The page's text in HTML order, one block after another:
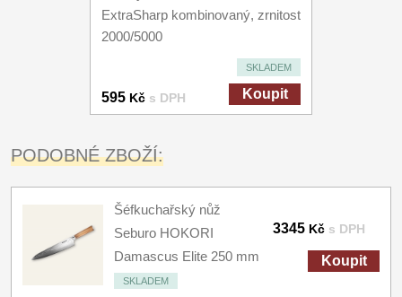
ExtraSharp kombinovaný, zrnitost
2000/5000
SKLADEM
595 Kč s DPH Koupit
PODOBNÉ ZBOŽÍ:
Šéfkuchařský nůž
Seburo HOKORI
Damascus Elite 250 mm
SKLADEM
3345 Kč s DPH
Koupit